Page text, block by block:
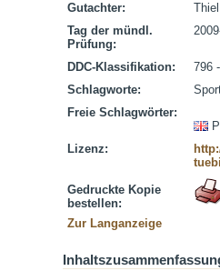
Gutachter:
Tag der mündl.
Prüfung:
DDC-Klassifikation:
796
Schlagworte:
Freie Schlagwörter:
Lizenz:
Gedruckte Kopie
bestellen:
Zur Langanzeige